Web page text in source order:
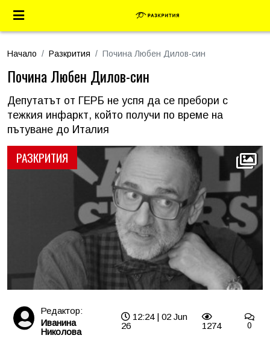
Начало Разкрития Почина Любен Дилов-син
РАЗКРИТИЯ
Почина Любен Дилов-син
Депутатът от ГЕРБ не успя да се пребори с
тежкия инфаркт, който получи по време на
пътуване до Италия
Редактор:
Иванина
Николова
12:24 | 02 Jun
26
1274 0